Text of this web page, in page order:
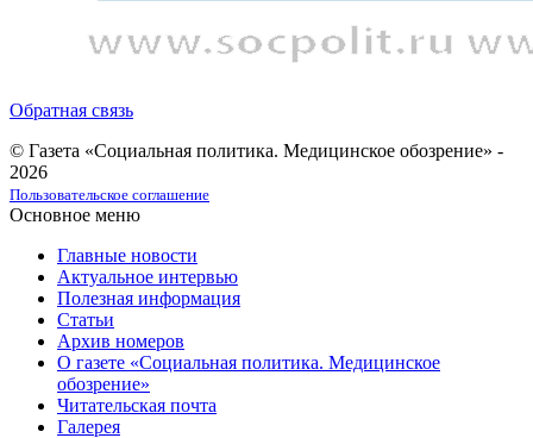
Обратная связь
© Газета «Социальная политика. Медицинское обозрение» -
2026
Пользовательское соглашение
Основное меню
Главные новости
Актуальное интервью
Полезная информация
Статьи
Архив номеров
О газете «Социальная политика. Медицинское
обозрение»
Читательская почта
Галерея